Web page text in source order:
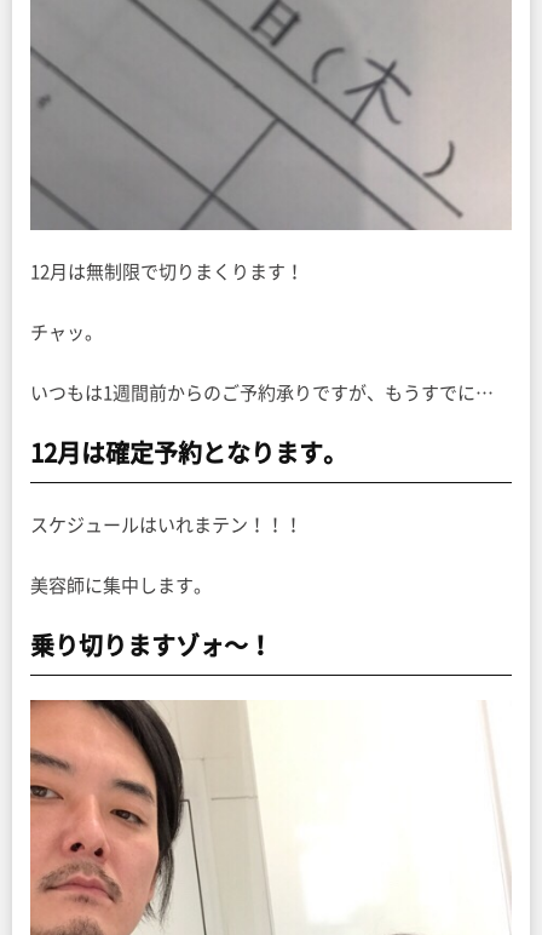
12月は無制限で切りまくります！
チャッ。
いつもは1週間前からのご予約承りですが、もうすでに…
12月は確定予約となります。
スケジュールはいれまテン！！！
美容師に集中します。
乗り切りますゾォ〜！